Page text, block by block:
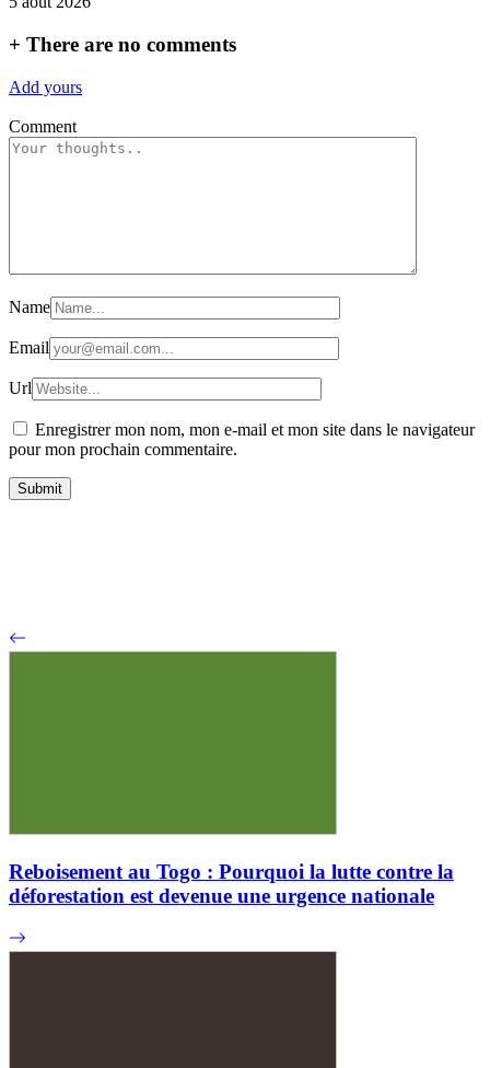
+ There are no comments
Add yours
Comment
Name
Email
Url
Enregistrer mon nom, mon e-mail et mon site dans le navigateur
pour mon prochain commentaire.
Reboisement au Togo : Pourquoi la lutte contre la
déforestation est devenue une urgence nationale